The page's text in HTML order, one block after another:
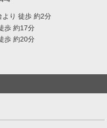
より 徒歩 約2分
歩 約17分
歩 約20分